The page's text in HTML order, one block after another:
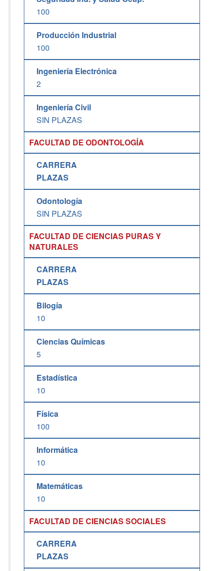
100
Producción Industrial
100
Ingeniería Electrónica
2
Ingeniería Civil
SIN PLAZAS
FACULTAD DE ODONTOLOGÍA
CARRERA
PLAZAS
Odontología
SIN PLAZAS
FACULTAD DE CIENCIAS PURAS Y
NATURALES
CARRERA
PLAZAS
Bilogía
10
Ciencias Químicas
5
Estadística
10
Física
100
Informática
10
Matemáticas
10
FACULTAD DE CIENCIAS SOCIALES
CARRERA
PLAZAS